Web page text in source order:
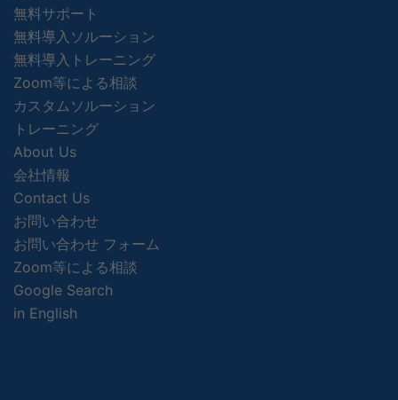
無料サポート
無料導入ソルーション
無料導入トレーニング
Zoom等による相談
カスタムソルーション
トレーニング
About Us
会社情報
Contact Us
お問い合わせ
お問い合わせ フォーム
Zoom等による相談
Google Search
in English